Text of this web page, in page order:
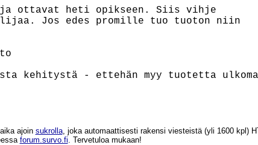
ottavat heti opikseen. Siis vihje
Jos edes promille tuo tuoton niin
ajoin sukrolla, joka automaattisesti rakensi viesteistä (yli 1600 kpl)
forum.survo.fi. Tervetuloa mukaan!